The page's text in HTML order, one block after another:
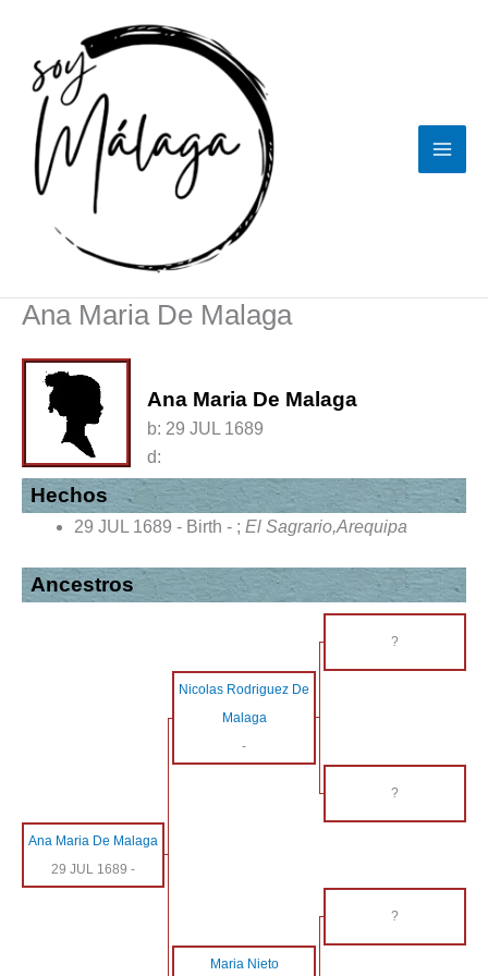
contenido
Ana Maria De Malaga
Ana Maria De Malaga
b: 29 JUL 1689
d:
Hechos
29 JUL 1689 - Birth - ; El Sagrario,Arequipa
Ancestros
?
Nicolas Rodriguez De
Malaga
-
?
Ana Maria De Malaga
29 JUL 1689 -
?
Maria Nieto